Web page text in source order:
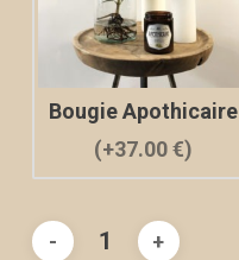
Bougie Apothicaire
(+37.00 €)